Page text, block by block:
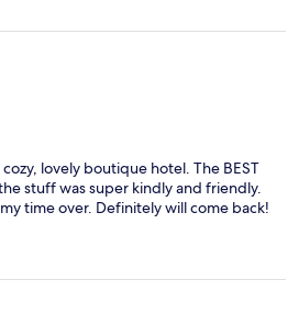
lovely boutique hotel. The BEST
stuff was super kindly and friendly.
time over. Definitely will come back!